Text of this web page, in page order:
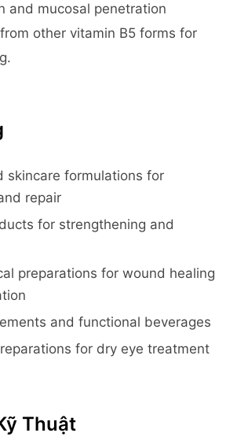
and mucosal penetration
other vitamin B5 forms for
skincare formulations for
repair
for strengthening and
preparations for wound healing
and functional beverages
for dry eye treatment
Thuật